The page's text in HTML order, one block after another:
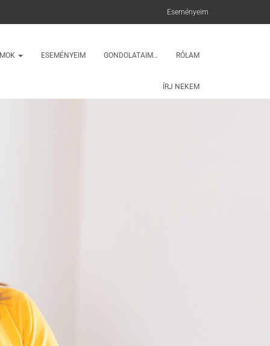
Eseményeim
ESEMÉNYEIM GONDOLATAIM… RÓLAM
ÍRJ NEKEM